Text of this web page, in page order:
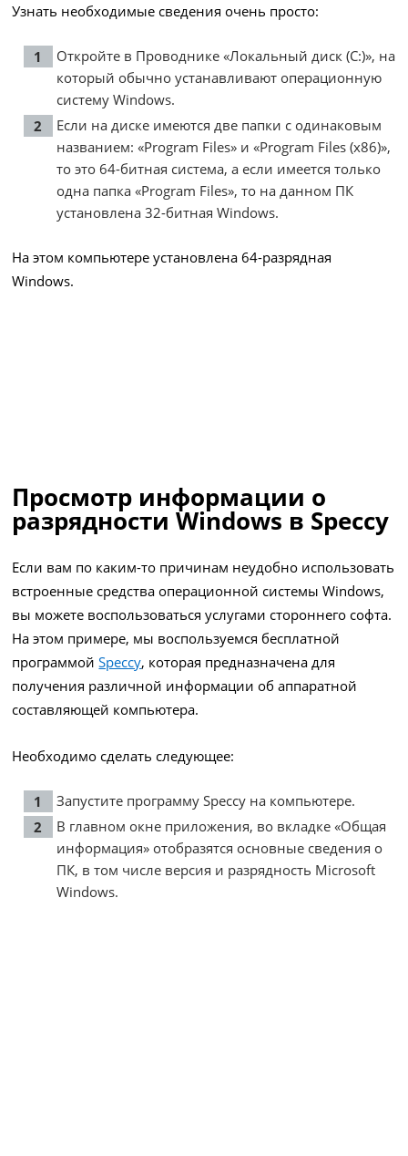
Узнать необходимые сведения очень просто:
Откройте в Проводнике «Локальный диск (C:)», на
который обычно устанавливают операционную
систему Windows.
Если на диске имеются две папки с одинаковым
названием: «Program Files» и «Program Files (x86)»,
то это 64-битная система, а если имеется только
одна папка «Program Files», то на данном ПК
установлена 32-битная Windows.
На этом компьютере установлена 64-разрядная
Windows.
Просмотр информации о
разрядности Windows в Speccy
Если вам по каким-то причинам неудобно использовать
встроенные средства операционной системы Windows,
вы можете воспользоваться услугами стороннего софта.
На этом примере, мы воспользуемся бесплатной
программойSpeccy, которая предназначена для
получения различной информации об аппаратной
составляющей компьютера.
Необходимо сделать следующее:
Запустите программу Speccy на компьютере.
В главном окне приложения, во вкладке «Общая
информация» отобразятся основные сведения о
ПК, в том числе версия и разрядность Microsoft
Windows.